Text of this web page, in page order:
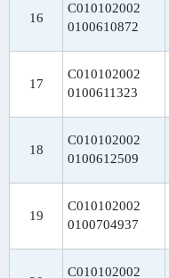
16
C010102002
0100610872
17
C010102002
0100611323
18
C010102002
0100612509
19
C010102002
0100704937
C010102002